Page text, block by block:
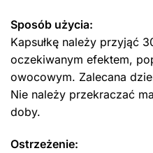
Sposób użycia:
Kapsułkę należy przyjąć
oczekiwanym efektem,
owocowym. Zalecana
Nie należy przekraczać
doby.
Ostrzeżenie: